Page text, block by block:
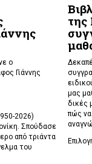
ο
Γιάννης
2026)
Σπούδασε
από τριάντα
του
της
μας
δικές
πώς να